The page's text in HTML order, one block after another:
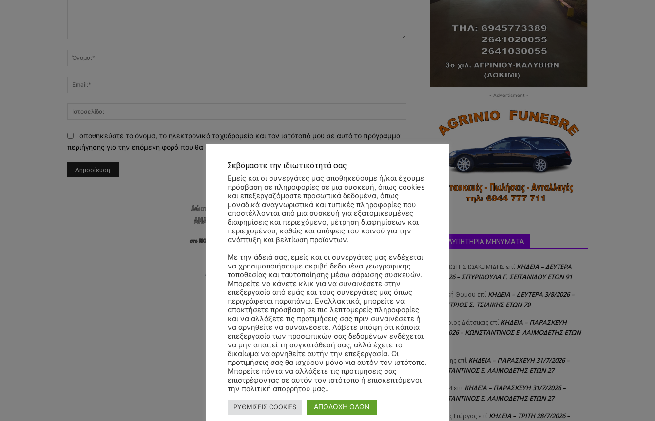
αποθηκεύστε το όνομα, το ηλεκτρονικό ταχυδρομείο και τον ιστότοπό μου σε αυτό το πρόγραμμα
περιήγησης για την επόμενη φορά που θα σχολιάσω.
- Advertisment -
ΣΥΛΛΥΠΗΤΗΡΙΑ ΜΗΝΥΜΑΤΑ
ΠΑΝΑΓΙΩΤΗΣ IΩΑΚΕΙΜΙΔΗΣ επί ΚΗΔΕΙΑ – ΔΕΥΤΕΡΑ
3/8/2026 – ΣΠΥΡΙΔΟΥΛΑ Γ. ΣΕΪΤΑΝΙΔΟΥ ΕΤΩΝ 91
Αγγελική Θωμου επί ΚΗΔΕΙΑ – ΔΕΥΤΕΡΑ 3/8/2026 –
ΔΗΜΗΤΡΙΟΣ Σ. ΤΣΙΛΙΚΗΣ ΕΤΩΝ 79
Δημήτριος Δάτσικας επί ΚΗΔΕΙΑ – ΠΑΡΑΣΚΕΥΗ
31/7/2026 – ΚΩΝΣΤΑΝΤΙΝΟΣ Ε. ΛΑΙΜΟΔΕΤΗΣ ΕΤΩΝ
Λευτέρης επί ΚΗΔΕΙΑ – ΠΑΡΑΣΚΕΥΗ 31/7/2026 –
ΚΩΝΣΤΑΝΤΙΝΟΣ Ε. ΛΑΙΜΟΔΕΤΗΣ ΕΤΩΝ 27
Raniad4 επί ΚΗΔΕΙΑ – ΠΑΡΑΣΚΕΥΗ 31/7/2026 –
ΚΩΝΣΤΑΝΤΙΝΟΣ Ε. ΛΑΙΜΟΔΕΤΗΣ ΕΤΩΝ 27
Σιούτης Γιώργος επί ΚΗΔΕΙΑ – ΤΡΙΤΗ 28/7/2026 –
Σεβόμαστε την ιδιωτικότητά σας
Εμείς και οι συνεργάτες μας αποθηκεύουμε ή/και έχουμε
πρόσβαση σε πληροφορίες σε μια συσκευή, όπως cookies
και επεξεργαζόμαστε προσωπικά δεδομένα, όπως
μοναδικά αναγνωριστικά και τυπικές πληροφορίες που
αποστέλλονται από μια συσκευή για εξατομικευμένες
διαφημίσεις και περιεχόμενο, μέτρηση διαφημίσεων και
περιεχομένου, καθώς και απόψεις του κοινού για την
ανάπτυξη και βελτίωση προϊόντων.
Με την άδειά σας, εμείς και οι συνεργάτες μας ενδέχεται
να χρησιμοποιήσουμε ακριβή δεδομένα γεωγραφικής
τοποθεσίας και ταυτοποίησης μέσω σάρωσης συσκευών.
Μπορείτε να κάνετε κλικ για να συναινέσετε στην
επεξεργασία από εμάς και τους συνεργάτες μας όπως
περιγράφεται παραπάνω. Εναλλακτικά, μπορείτε να
αποκτήσετε πρόσβαση σε πιο λεπτομερείς πληροφορίες
και να αλλάξετε τις προτιμήσεις σας πριν συναινέσετε ή
να αρνηθείτε να συναινέσετε. Λάβετε υπόψη ότι κάποια
επεξεργασία των προσωπικών σας δεδομένων ενδέχεται
να μην απαιτεί τη συγκατάθεσή σας, αλλά έχετε το
δικαίωμα να αρνηθείτε αυτήν την επεξεργασία. Οι
προτιμήσεις σας θα ισχύουν μόνο για αυτόν τον ιστότοπο.
Μπορείτε πάντα να αλλάξετε τις προτιμήσεις σας
επιστρέφοντας σε αυτόν τον ιστότοπο ή επισκεπτόμενοι
την πολιτική απορρήτου μας..
ΡΥΘΜΙΣΕΙΣ COOKIES ΑΠΟΔΟΧΗ ΟΛΩΝ